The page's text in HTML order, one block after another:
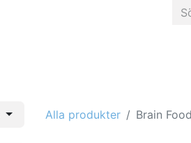
Alla produkter Brain